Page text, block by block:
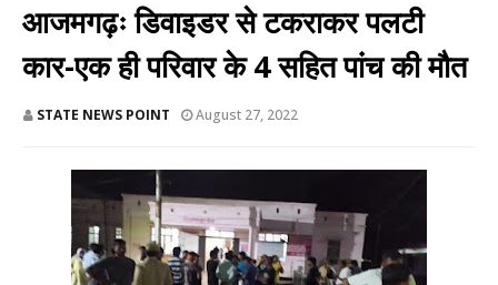
आजमगढ़ः डिवाइडर से टकराकर पलटी
कार-एक ही परिवार के 4 सहित पांच की मौत
STATE NEWS POINT August 27, 2022